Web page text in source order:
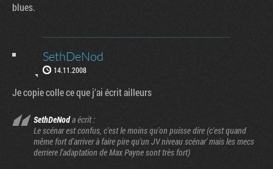
blues.
SethDeNod
14.11.2008
Je copie colle ce que j'ai écrit ailleurs
SethDeNoda écrit :
Le scénar est confus, c'est le moins qu'on puisse dire (c'est quand
même fort d'arriver à faire pire qu'un JV niveau scénar' mais les mecs
derriere l'adaptation de Max Payne sont très fort)